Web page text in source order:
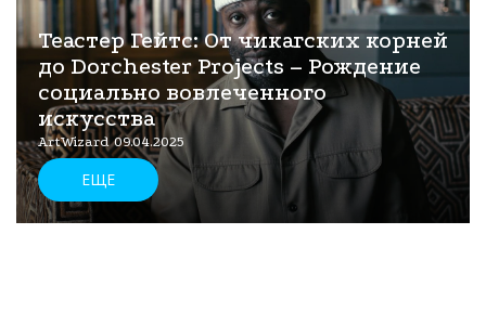
Теастер Гейтс: От чикагских корней
до Dorchester Projects – Рождение
социально вовлеченного
искусства
ArtWizard 09.04.2025
ЕЩЕ